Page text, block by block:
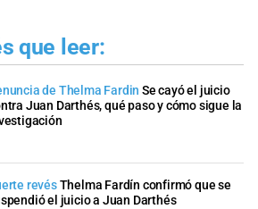
que leer:
de Thelma Fardin Se cayó el juicio
Juan Darthés, qué paso y cómo sigue la
revésThelma Fardín confirmó que se
el juicio a Juan Darthés